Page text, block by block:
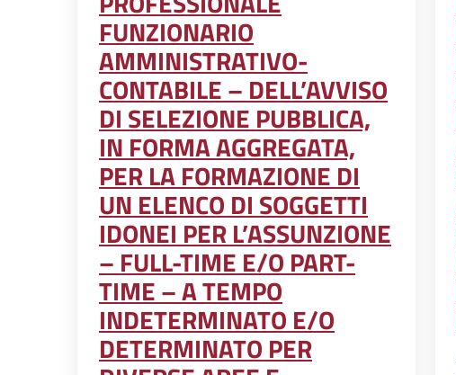
FUNZIONARIO
AMMINISTRATIVO-
CONTABILE – DELL’AVVISO
DI SELEZIONE PUBBLICA,
IN FORMA AGGREGATA,
PER LA FORMAZIONE DI
UN ELENCO DI SOGGETTI
IDONEI PER L’ASSUNZIONE
– FULL-TIME E/O PART-
TIME – A TEMPO
INDETERMINATO E/O
DETERMINATO PER